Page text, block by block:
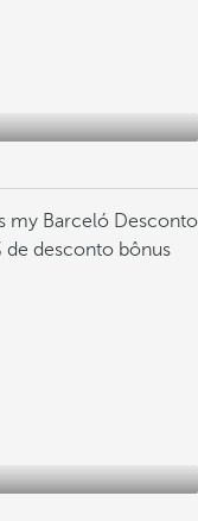
my Barceló Desconto
de desconto bônus